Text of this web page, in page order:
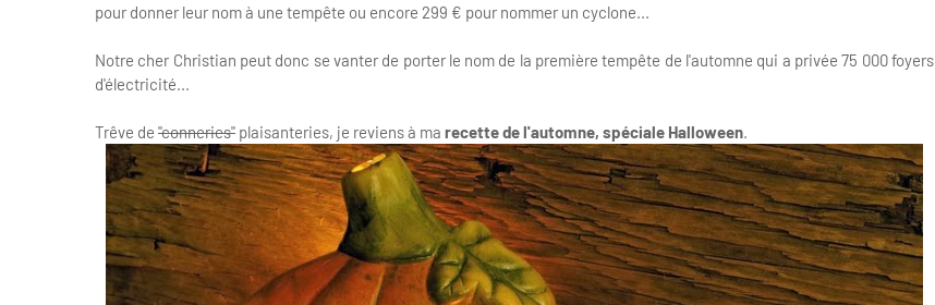
pour donner leur nom à une tempête ou encore 299 € pour nommer un cyclone...
Notre cher Christian peut donc se vanter de porter le nom de la première tempête de l'automne qui a privée 75 000 foyers
d'électricité...
Trêve de "conneries" plaisanteries, je reviens à ma recette de l'automne, spéciale Halloween.